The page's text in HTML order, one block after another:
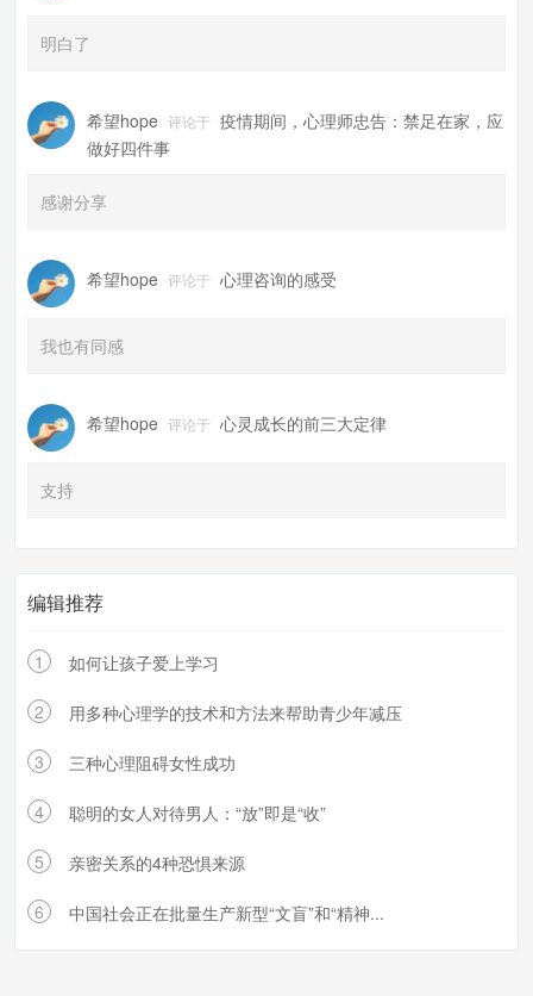
明白了
希望hope 评论于 疫情期间，心理师忠告：禁足在家，应
做好四件事
感谢分享
希望hope 评论于 心理咨询的感受
我也有同感
希望hope 评论于 心灵成长的前三大定律
支持
编辑推荐
1 如何让孩子爱上学习
2 用多种心理学的技术和方法来帮助青少年减压
3 三种心理阻碍女性成功
4 聪明的女人对待男人：“放”即是“收”
5 亲密关系的4种恐惧来源
6 中国社会正在批量生产新型“文盲”和“精神...